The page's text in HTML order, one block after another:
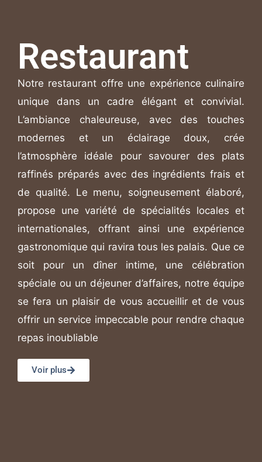
Restaurant
Notre restaurant offre une expérience culinaire
unique dans un cadre élégant et convivial.
L’ambiance chaleureuse, avec des touches
modernes et un éclairage doux, crée
l’atmosphère idéale pour savourer des plats
raffinés préparés avec des ingrédients frais et
de qualité. Le menu, soigneusement élaboré,
propose une variété de spécialités locales et
internationales, offrant ainsi une expérience
gastronomique qui ravira tous les palais. Que ce
soit pour un dîner intime, une célébration
spéciale ou un déjeuner d’affaires, notre équipe
se fera un plaisir de vous accueillir et de vous
offrir un service impeccable pour rendre chaque
repas inoubliable
Voir plus